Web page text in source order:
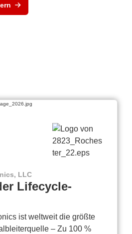
LLC
Lifecycle-
ist weltweit die größte
– Zu 100 %